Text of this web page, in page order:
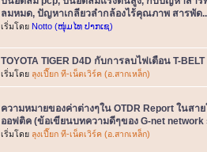
ลมหมด, ปัญหาเกลียวลำกล้องไร้คุณภาพ สารพัด
เริ่มโดย Notto (ໜຸ່ມໄທ ປາກເຊ)
TOYOTA TIGER D4D กับการลบไฟเตือน T-
เริ่มโดย ลุงเปี๊ยก ที-เน็ตเวิร์ค (อ.สากเหล็ก)
ความหมายของค่าต่างๆใน OTDR Report ในสา
ออฟติค (ข้อเขียนบทความดีๆของ G-net network
เริ่มโดย ลุงเปี๊ยก ที-เน็ตเวิร์ค (อ.สากเหล็ก)